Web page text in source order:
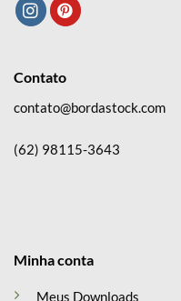
Minha conta
Meus Downloads
Contato
contato@bordastock.com
(62) 98115-3643